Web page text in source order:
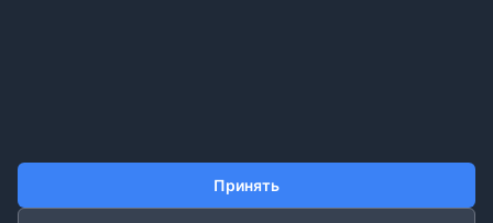
ПОЛИТИКА ОБРАБОТКИ ПЕРСОНАЛЬНЫХ ДАННЫХ
Принять